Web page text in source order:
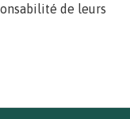
de leurs